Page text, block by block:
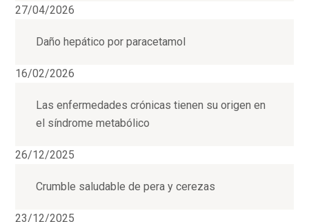
27/04/2026
Daño hepático por paracetamol
16/02/2026
Las enfermedades crónicas tienen su origen en
el síndrome metabólico
26/12/2025
Crumble saludable de pera y cerezas
23/12/2025